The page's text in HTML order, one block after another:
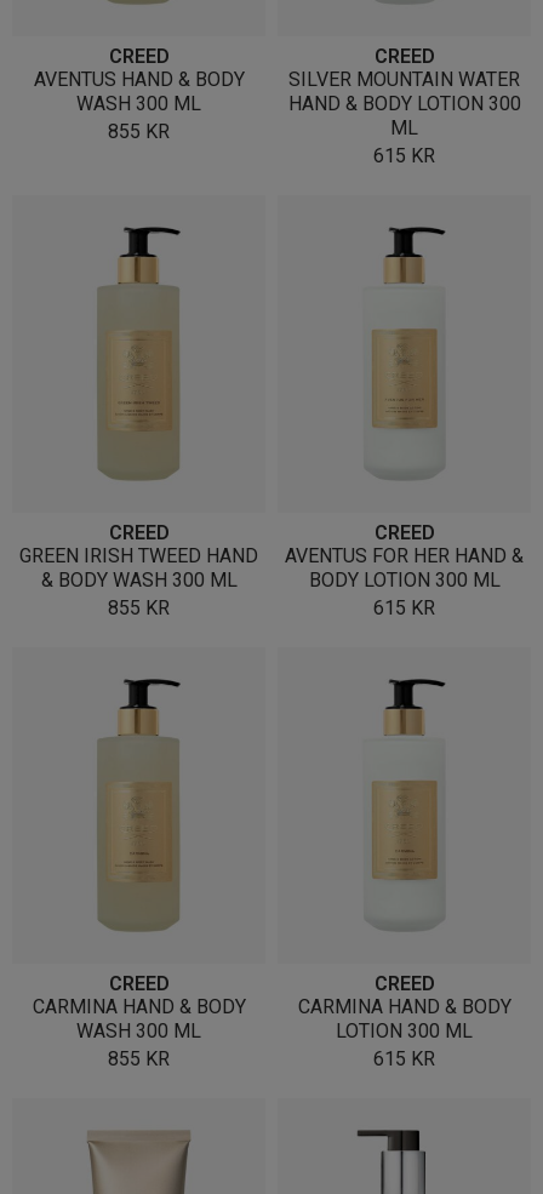
CREED
AVENTUS HAND & BODY
WASH 300 ML
855 KR
CREED
SILVER MOUNTAIN WATER
HAND & BODY LOTION 300
ML
615 KR
CREED
GREEN IRISH TWEED HAND
& BODY WASH 300 ML
855 KR
CREED
AVENTUS FOR HER HAND &
BODY LOTION 300 ML
615 KR
CREED
CARMINA HAND & BODY
WASH 300 ML
855 KR
CREED
CARMINA HAND & BODY
LOTION 300 ML
615 KR